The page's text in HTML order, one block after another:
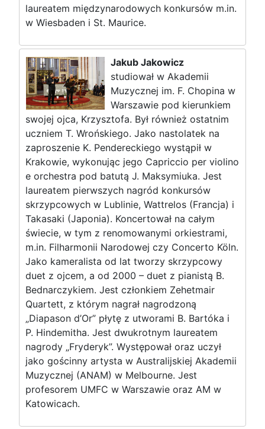
laureatem międzynarodowych konkursów m.in.
w Wiesbaden i St. Maurice.
Jakub Jakowicz
studiował w Akademii
Muzycznej im. F. Chopina w
Warszawie pod kierunkiem
swojej ojca, Krzysztofa. Był również ostatnim
uczniem T. Wrońskiego. Jako nastolatek na
zaproszenie K. Pendereckiego wystąpił w
Krakowie, wykonując jego Capriccio per violino
e orchestra pod batutą J. Maksymiuka. Jest
laureatem pierwszych nagród konkursów
skrzypcowych w Lublinie, Wattrelos (Francja) i
Takasaki (Japonia). Koncertował na całym
świecie, w tym z renomowanymi orkiestrami,
m.in. Filharmonii Narodowej czy Concerto Köln.
Jako kameralista od lat tworzy skrzypcowy
duet z ojcem, a od 2000 – duet z pianistą B.
Bednarczykiem. Jest członkiem Zehetmair
Quartett, z którym nagrał nagrodzoną
„Diapason d’Or” płytę z utworami B. Bartóka i
P. Hindemitha. Jest dwukrotnym laureatem
nagrody „Fryderyk”. Występował oraz uczył
jako gościnny artysta w Australijskiej Akademii
Muzycznej (ANAM) w Melbourne. Jest
profesorem UMFC w Warszawie oraz AM w
Katowicach.